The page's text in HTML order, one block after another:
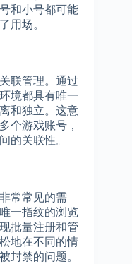
和小号都可能
用场。
联管理。通过
境都具有唯一
和独立。这意
个游戏账号，
的关联性。
常常见的需
一指纹的浏览
批量注册和管
地在不同的情
封禁的问题。